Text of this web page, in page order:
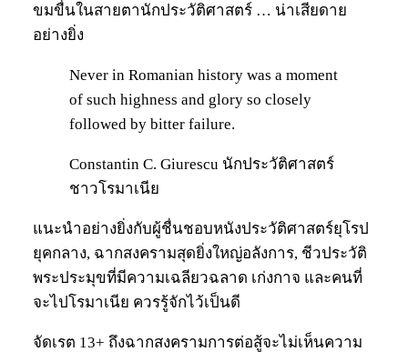
ขมขื่นในสายตานักประวัติศาสตร์ … น่าเสียดาย
อย่างยิ่ง
Never in Romanian history was a moment
of such highness and glory so closely
followed by bitter failure.
Constantin C. Giurescu นักประวัติศาสตร์
ชาวโรมาเนีย
แนะนำอย่างยิ่งกับผู้ชื่นชอบหนังประวัติศาสตร์ยุโรป
ยุคกลาง, ฉากสงครามสุดยิ่งใหญ่อลังการ, ชีวประวัติ
พระประมุขที่มีความเฉลียวฉลาด เก่งกาจ และคนที่
จะไปโรมาเนีย ควรรู้จักไว้เป็นดี
จัดเรต 13+ ถึงฉากสงครามการต่อสู้จะไม่เห็นความ